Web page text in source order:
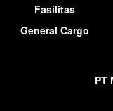
Fasilitas
General Cargo
PT